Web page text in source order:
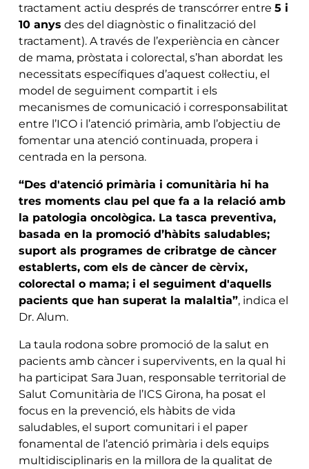
tractament actiu després de transcórrer entre 5 i
10 anys des del diagnòstic o finalització del
tractament). A través de l’experiència en càncer
de mama, pròstata i colorectal, s’han abordat les
necessitats específiques d’aquest col·lectiu, el
model de seguiment compartit i els
mecanismes de comunicació i corresponsabilitat
entre l’ICO i l’atenció primària, amb l’objectiu de
fomentar una atenció continuada, propera i
centrada en la persona.
“Des d'atenció primària i comunitària hi ha
tres moments clau pel que fa a la relació amb
la patologia oncològica. La tasca preventiva,
basada en la promoció d’hàbits saludables;
suport als programes de cribratge de càncer
establerts, com els de càncer de cèrvix,
colorectal o mama; i el seguiment d'aquells
pacients que han superat la malaltia”, indica el
Dr. Alum.
La taula rodona sobre promoció de la salut en
pacients amb càncer i supervivents, en la qual hi
ha participat Sara Juan, responsable territorial de
Salut Comunitària de l’ICS Girona, ha posat el
focus en la prevenció, els hàbits de vida
saludables, el suport comunitari i el paper
fonamental de l’atenció primària i dels equips
multidisciplinaris en la millora de la qualitat de